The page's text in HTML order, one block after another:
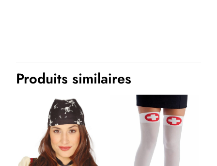
Produits similaires